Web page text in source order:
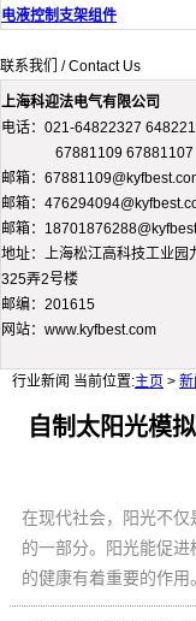
电液控制支架组件
联系我们 / Contact Us
上海科迎法电气有限公司
电话：021-64822327
67881109 67881107
邮箱：
邮箱：
邮箱：
地址：上海松江高科技工业园
325弄2号楼
邮编：201615
网站：www.kyfbest.com
行业新闻 当前位置:主页 >
自制太阳光模
在现代社会，阳光不
的一部分。阳光能促
的健康有着重要的作